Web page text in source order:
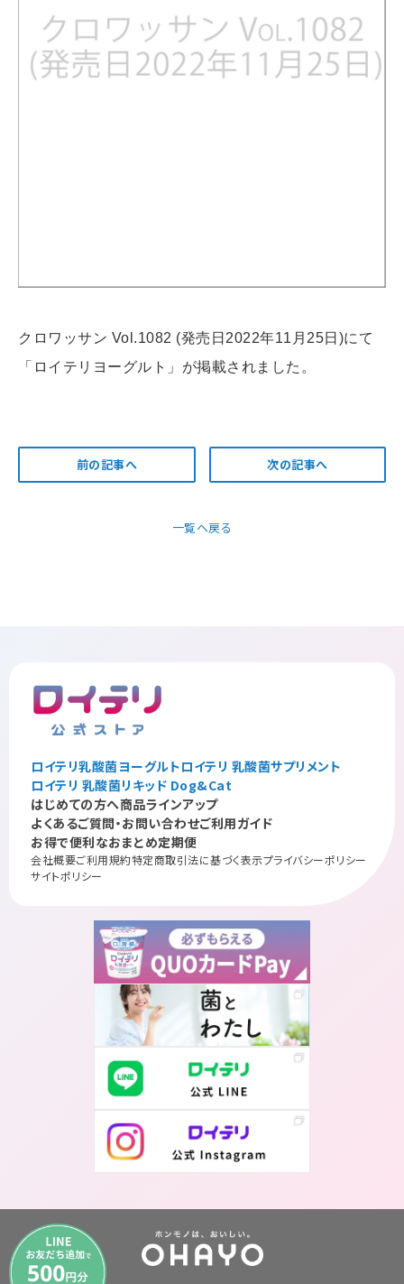
クロワッサン Vol.1082 (発売日2022年11月25日)にて
「ロイテリヨーグルト」が掲載されました。
前の記事へ
一覧へ戻る
次の記事へ
ロイテリ乳酸菌ヨーグルトロイテリ 乳酸菌サプリメント
ロイテリ 乳酸菌リキッド Dog&Cat
はじめての方へ商品ラインアップ
よくあるご質問・お問い合わせご利用ガイド
お得で便利なおまとめ定期便
会社概要ご利用規約特定商取引法に基づく表示プライバシーポリシー
サイトポリシー